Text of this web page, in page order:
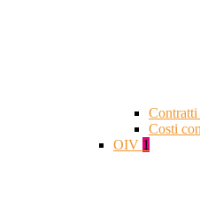
Costi
OIV 1